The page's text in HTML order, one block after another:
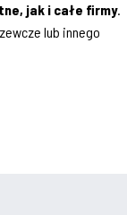
jak i całe firmy.
lub innego